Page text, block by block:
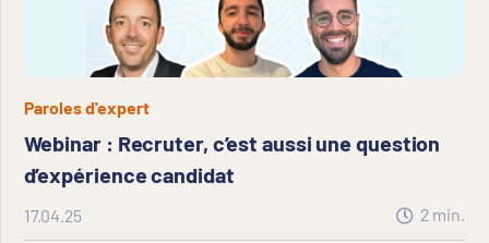
Paroles d'expert
Webinar : Recruter, c’est aussi une question
d’expérience candidat
17.04.25 2 min.